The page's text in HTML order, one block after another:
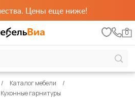
Цены еще ниже!
0
Каталог мебели
Кухонные гарнитуры